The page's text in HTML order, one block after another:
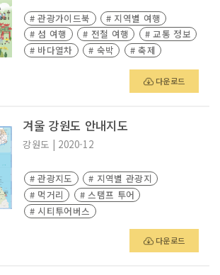
# 관광가이드북
# 지역별 여행
# 섬 여행
# 전철 여행
# 교통 정보
# 바다열차
# 숙박
# 축제
다운로드
겨울 강원도 안내지도
강원도 | 2020-12
# 관광지도
# 지역별 관광지
# 먹거리
# 스탬프 투어
# 시티투어버스
다운로드